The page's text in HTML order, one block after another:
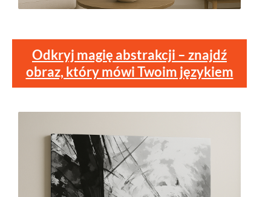
Odkryj magię abstrakcji – znajdź
obraz, który mówi Twoim językiem